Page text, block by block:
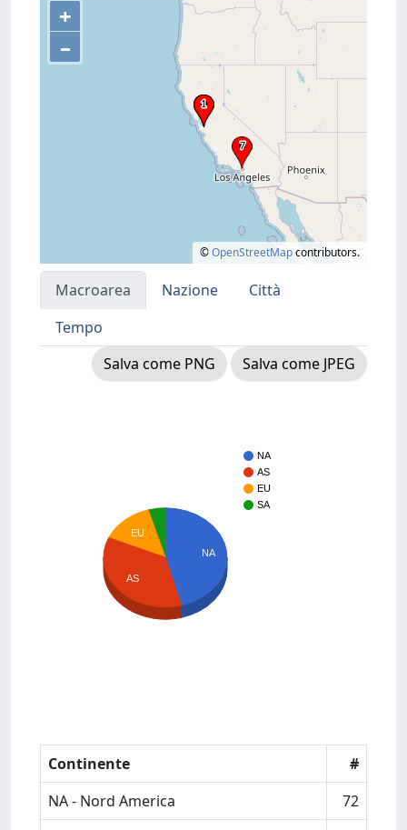
+
–
©OpenStreetMapcontributors.
Macroarea Nazione
Città
Tempo
Salva come PNG
Salva come JPEG
NA
AS
EU
SA
NA
EU
AS
Continente
#
NA - Nord America
72